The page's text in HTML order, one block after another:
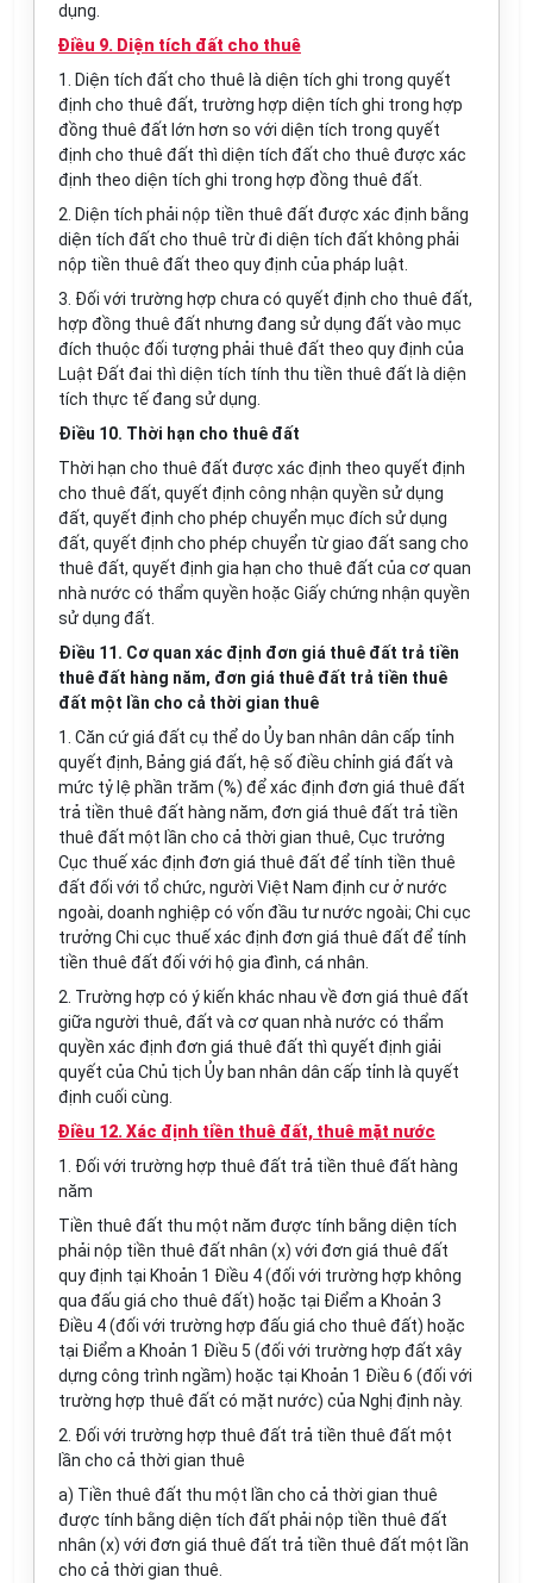
dụng.
Điều 9. Diện tích đất cho thuê
1. Diện tích đất cho thuê là diện tích ghi trong quyết
định cho thuê đất, trường hợp diện tích ghi trong hợp
đồng thuê đất lớn hơn so với diện tích trong quyết
định cho thuê đất thì diện tích đất cho thuê được xác
định theo diện tích ghi trong hợp đồng thuê đất.
2. Diện tích phải nộp tiền thuê đất được xác định bằng
diện tích đất cho thuê trừ đi diện tích đất không phải
nộp tiền thuê đất theo quy định của pháp luật.
3. Đối với trường hợp chưa có quyết định cho thuê đất,
hợp đồng thuê đất nhưng đang sử dụng đất vào mục
đích thuộc đối tượng phải thuê đất theo quy định của
Luật Đất đai thì diện tích tính thu tiền thuê đất là diện
tích thực tế đang sử dụng.
Điều 10. Thời hạn cho thuê đất
Thời hạn cho thuê đất được xác định theo quyết định
cho thuê đất, quyết định công nhận quyền sử dụng
đất, quyết định cho phép chuyển mục đích sử dụng
đất, quyết định cho phép chuyển từ giao đất sang cho
thuê đất, quyết định gia hạn cho thuê đất của cơ quan
nhà nước có thẩm quyền hoặc Giấy chứng nhận quyền
sử dụng đất.
Điều 11. Cơ quan xác định đơn giá thuê đất trả tiền
thuê đất hàng năm, đơn giá thuê đất trả tiền thuê
đất một lần cho cả thời gian thuê
1. Căn cứ giá đất cụ thể do Ủy ban nhân dân cấp tỉnh
quyết định, Bảng giá đất, hệ số điều chỉnh giá đất và
mức tỷ lệ phần trăm (%) để xác định đơn giá thuê đất
trả tiền thuê đất hàng năm, đơn giá thuê đất trả tiền
thuê đất một lần cho cả thời gian thuê, Cục trưởng
Cục thuế xác định đơn giá thuê đất để tính tiền thuê
đất đối với tổ chức, người Việt Nam định cư ở nước
ngoài, doanh nghiệp có vốn đầu tư nước ngoài; Chi cục
trưởng Chi cục thuế xác định đơn giá thuê đất để tính
tiền thuê đất đối với hộ gia đình, cá nhân.
2. Trường hợp có ý kiến khác nhau về đơn giá thuê đất
giữa người thuê, đất và cơ quan nhà nước có thẩm
quyền xác định đơn giá thuê đất thì quyết định giải
quyết của Chủ tịch Ủy ban nhân dân cấp tỉnh là quyết
định cuối cùng.
Điều 12. Xác định tiền thuê đất, thuê mặt nước
1. Đối với trường hợp thuê đất trả tiền thuê đất hàng
năm
Tiền thuê đất thu một năm được tính bằng diện tích
phải nộp tiền thuê đất nhân (x) với đơn giá thuê đất
quy định tại Khoản 1 Điều 4 (đối với trường hợp không
qua đấu giá cho thuê đất) hoặc tại Điểm a Khoản 3
Điều 4 (đối với trường hợp đấu giá cho thuê đất) hoặc
tại Điểm a Khoản 1 Điều 5 (đối với trường hợp đất xây
dựng công trình ngầm) hoặc tại Khoản 1 Điều 6 (đối với
trường hợp thuê đất có mặt nước) của Nghị định này.
2. Đối với trường hợp thuê đất trả tiền thuê đất một
lần cho cả thời gian thuê
a) Tiền thuê đất thu một lần cho cả thời gian thuê
được tính bằng diện tích đất phải nộp tiền thuê đất
nhân (x) với đơn giá thuê đất trả tiền thuê đất một lần
cho cả thời gian thuê.